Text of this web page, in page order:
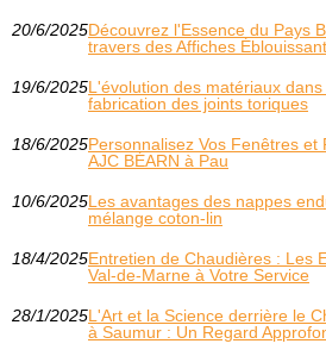
20/6/2025Découvrez l'Essence du Pays
travers des Affiches
19/6/2025L'évolution des matériaux dans
fabrication des joints toriques
18/6/2025Personnalisez Vos Fenêtres et
AJC BÉARN à Pau
10/6/2025Les avantages des nappes
mélange coton-lin
18/4/2025Entretien de Chaudières : Les
Val-de-Marne à Votre Service
28/1/2025L'Art et la Science derrière le
à Saumur : Un Regard